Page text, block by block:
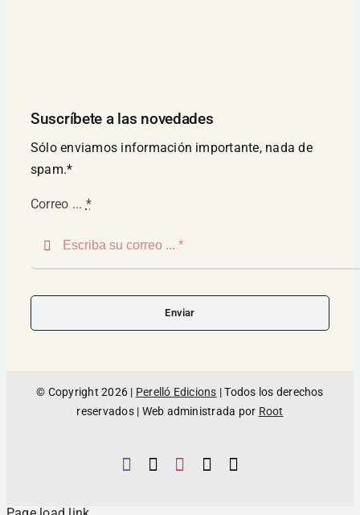
Suscríbete a las novedades
Sólo enviamos información importante, nada de
spam.*
Correo ... *
Enviar
© Copyright 2026 | Perelló Edicions | Todos los derechos
reservados | Web administrada por Root